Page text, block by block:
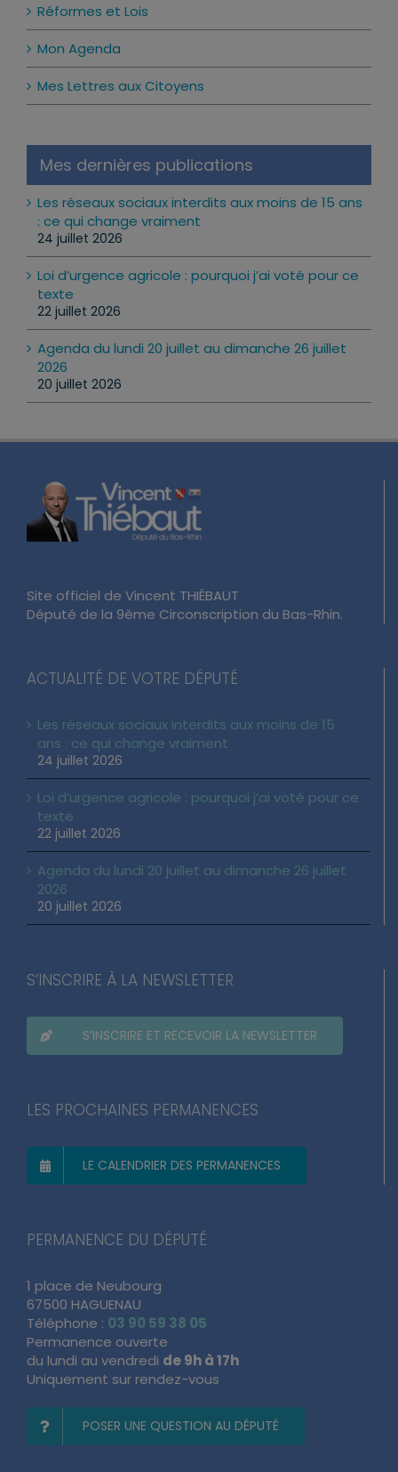
Réformes et Lois
Mon Agenda
Mes Lettres aux Citoyens
Mes dernières publications
Les réseaux sociaux interdits aux moins de 15 ans
: ce qui change vraiment
24 juillet 2026
Loi d’urgence agricole : pourquoi j’ai voté pour ce
texte
22 juillet 2026
Agenda du lundi 20 juillet au dimanche 26 juillet
2026
20 juillet 2026
Site officiel de Vincent THIÉBAUT
Député de la 9ème Circonscription du Bas-Rhin.
ACTUALITÉ DE VOTRE DÉPUTÉ
Les réseaux sociaux interdits aux moins de 15
ans : ce qui change vraiment
24 juillet 2026
Loi d’urgence agricole : pourquoi j’ai voté pour ce
texte
22 juillet 2026
Agenda du lundi 20 juillet au dimanche 26 juillet
2026
20 juillet 2026
S’INSCRIRE À LA NEWSLETTER
S’INSCRIRE ET RECEVOIR LA NEWSLETTER
LES PROCHAINES PERMANENCES
LE CALENDRIER DES PERMANENCES
PERMANENCE DU DÉPUTÉ
1 place de Neubourg
67500 HAGUENAU
Téléphone : 03 90 59 38 05
Permanence ouverte
du lundi au vendredi de 9h à 17h
Uniquement sur rendez-vous
POSER UNE QUESTION AU DÉPUTÉ